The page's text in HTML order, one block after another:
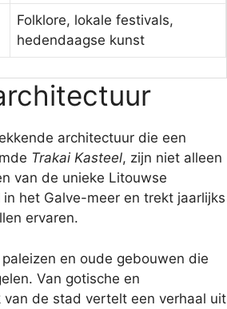
Folklore, lokale festivals,
hedendaagse kunst
architectuur die een
Trakai Kasteel, zijn niet alleen
van de unieke Litouwse
het Galve-meer en trekt jaarlijks
ervaren.
en oude gebouwen die
Van gotische en
de stad vertelt een verhaal uit